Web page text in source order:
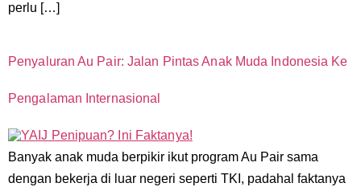
perlu […]
Penyaluran Au Pair: Jalan Pintas Anak Muda Indonesia Ke
Pengalaman Internasional
Banyak anak muda berpikir ikut program Au Pair sama
dengan bekerja di luar negeri seperti TKI, padahal faktanya